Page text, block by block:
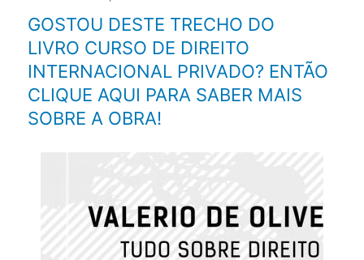
GOSTOU DESTE TRECHO DO
LIVRO CURSO DE DIREITO
INTERNACIONAL PRIVADO? ENTÃO
CLIQUE AQUI PARA SABER MAIS
SOBRE A OBRA!